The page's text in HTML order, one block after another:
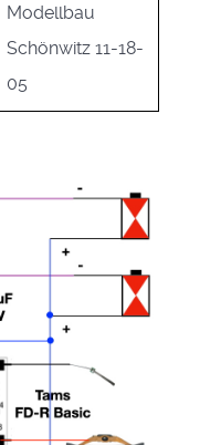
Modellbau
Schönwitz 11-18-
05